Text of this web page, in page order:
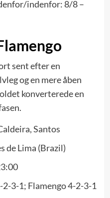
indenfor: 8/8 –
sent efter en
og en mere åben
konverterede en
Santos
de Lima (Brazil)
2-3-1; Flamengo 4-2-3-1